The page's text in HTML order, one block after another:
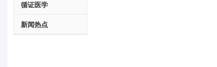
循证医学
新闻热点